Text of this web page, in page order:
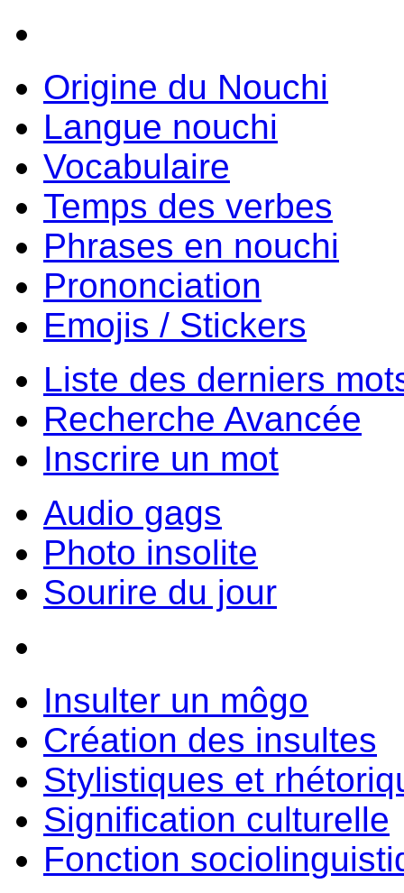
Origine du Nouchi
Langue nouchi
Vocabulaire
Temps des verbes
Phrases en nouchi
Prononciation
Emojis / Stickers
Liste des derniers
Recherche Avancée
Inscrire un mot
Audio gags
Photo insolite
Sourire du jour
Insulter un môgo
Création des insultes
Stylistiques et
Signification culturelle
Fonction